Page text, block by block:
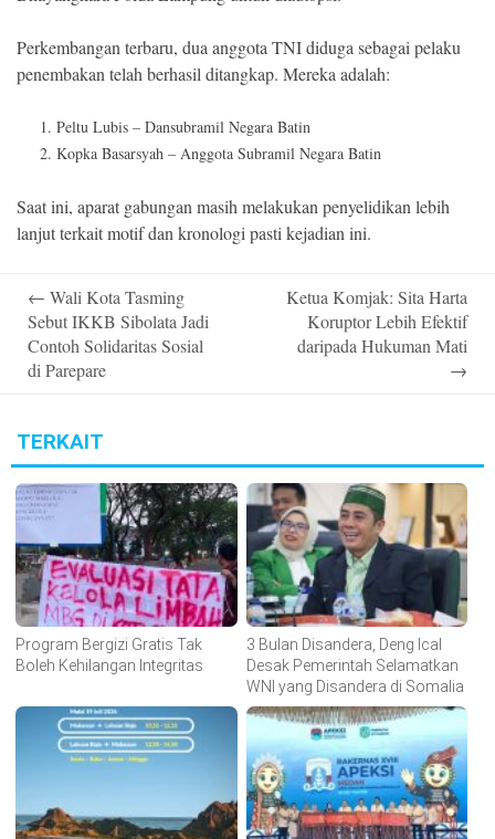
Perkembangan terbaru, dua anggota TNI diduga sebagai pelaku
penembakan telah berhasil ditangkap. Mereka adalah:
Peltu Lubis – Dansubramil Negara Batin
Kopka Basarsyah – Anggota Subramil Negara Batin
Saat ini, aparat gabungan masih melakukan penyelidikan lebih
lanjut terkait motif dan kronologi pasti kejadian ini.
navigation
← Wali Kota Tasming
Sebut IKKB Sibolata Jadi
Contoh Solidaritas Sosial
di Parepare
Ketua Komjak: Sita Harta
Koruptor Lebih Efektif
daripada Hukuman Mati
→
TERKAIT
Program Bergizi Gratis Tak
Boleh Kehilangan Integritas
3 Bulan Disandera, Deng Ical
Desak Pemerintah Selamatkan
WNI yang Disandera di Somalia